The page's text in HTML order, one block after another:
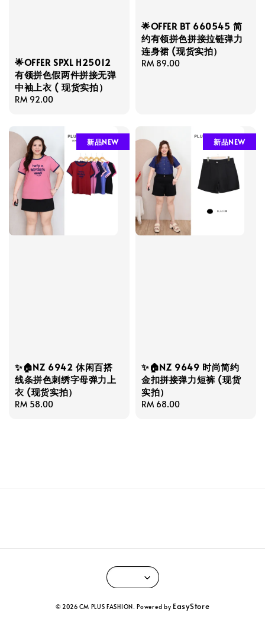
🌟OFFER SPXL H25012
有领拼色假两件拼接无弹
中袖上衣 ( 现货实拍）
Regular
RM 92.00
🌟OFFER BT 660545 简
约有领拼色拼接拉链弹力
连身裙 (现货实拍）
Regular
RM 89.00
新品NEW
✨🏠NZ 6942 休闲百搭
线条拼色刺绣字母弹力上
衣 (现货实拍）
Regular
RM 58.00
新品NEW
✨🏠NZ 9649 时尚简约
金扣拼接弹力短裤 (现货
实拍）
Regular
RM 68.00
© 2026 CM PLUS FASHION. Powered by EasyStore